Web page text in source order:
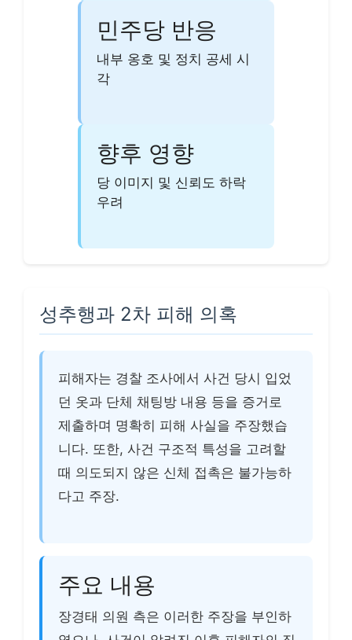
민주당 반응
내부 옹호 및 정치 공세 시
각
향후 영향
당 이미지 및 신뢰도 하락
우려
성추행과 2차 피해 의혹
피해자는 경찰 조사에서 사건 당시 입었
던 옷과 단체 채팅방 내용 등을 증거로
제출하며 명확히 피해 사실을 주장했습
니다. 또한, 사건 구조적 특성을 고려할
때 의도되지 않은 신체 접촉은 불가능하
다고 주장.
주요 내용
장경태 의원 측은 이러한 주장을 부인하